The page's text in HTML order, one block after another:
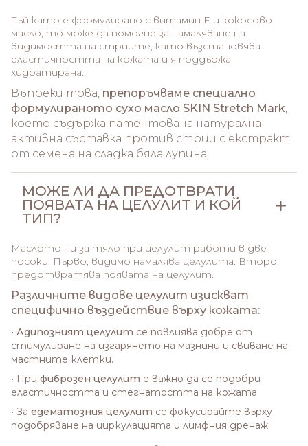
Тъй като е формулирано с витамин Е и кокосово
масло, то може да помогне за намаляване на
видимостта на стриите, като възстановява
еластичността на кожата и я поддържа
хидратирана.
Въпреки това, препоръчваме специално
формулираното сухо масло SKIN Stretch Mark,
което съдържа патентована натурална
активна съставка против стрии с екстракт
от семена на сладка бяла лупина.
МОЖЕ ЛИ ДА ПРЕДОТВРАТИ
ПОЯВАТА НА ЦЕЛУЛИТ И КОЙ
ТИП?
Маслото ни за тяло при целулит работи в две
посоки. Първо, видимо намалява целулита. Второ,
предотвратява появата на целулит.
Различните видове целулит изискват
специфично въздействие върху кожата:
• Адипозният целулит се повлиява добре от
стимулиране на изгарянето на мазнини и свиване на
мастните клетки.
• При фиброзен целулит е важно да се подобри
еластичността и стегнатостта на кожата.
• За едематозния целулит се фокусирайте върху
подобряване на циркулацията и лимфния дренаж.